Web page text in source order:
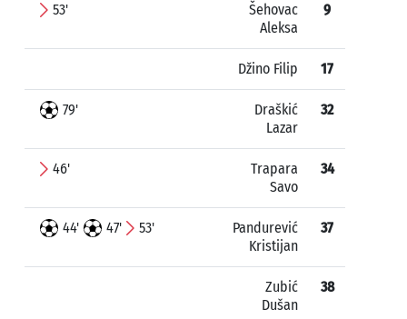
53'
Šehovac
Aleksa
9
Džino Filip 17
79'
Draškić
Lazar
32
46'
Trapara
Savo
34
44' 47' 53'
Pandurević
Kristijan
37
Zubić
Dušan
38